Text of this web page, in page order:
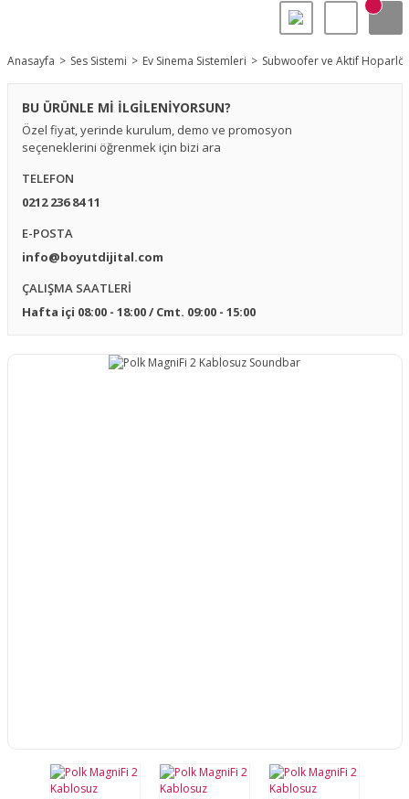
Anasayfa Ses Sistemi Ev Sinema Sistemleri Subwoofer ve Aktif
BU ÜRÜNLE Mİ İLGİLENİYORSUN?
Özel fiyat, yerinde kurulum, demo ve promosyon
seçeneklerini öğrenmek için bizi ara
TELEFON
0212 236 84 11
E-POSTA
info@boyutdijital.com
ÇALIŞMA SAATLERİ
Hafta içi 08:00 - 18:00 / Cmt. 09:00 - 15:00